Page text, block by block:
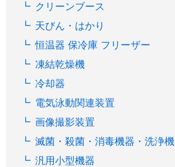
クリーンブース
天びん・はかり
恒温器 保冷庫 フリーザー
凍結乾燥機
冷却器
電気泳動関連装置
画像撮影装置
滅菌・殺菌・消毒機器・洗浄機
汎用小型機器